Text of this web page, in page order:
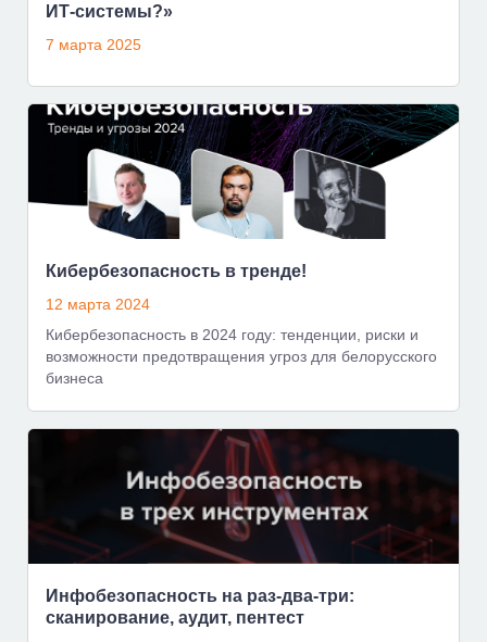
ИТ-системы?»
7 марта 2025
Кибербезопасность в тренде!
12 марта 2024
Кибербезопасность в 2024 году: тенденции, риски и
возможности предотвращения угроз для белорусского
бизнеса
Инфобезопасность на раз-два-три:
сканирование, аудит, пентест